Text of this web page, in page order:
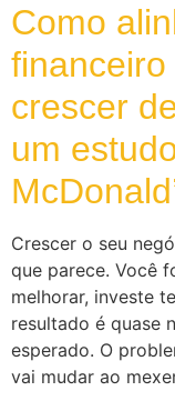
Como
crescer
um
Crescer o seu
que parece. Você
melhorar, investe
resultado é quase
esperado. O
vai mudar ao